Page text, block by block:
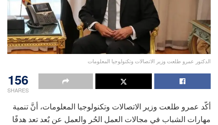
الدكتور عمرو طلعت وزير الاتصالات وتكنولوجيا المعلومات
156
SHARES
أكّد عمرو طلعت وزير الاتصالات وتكنولوجيا المعلومات، أنَّ تنمية
مهارات الشباب في مجالات العمل الحُر والعمل عن بٌعد تعد هدفًا